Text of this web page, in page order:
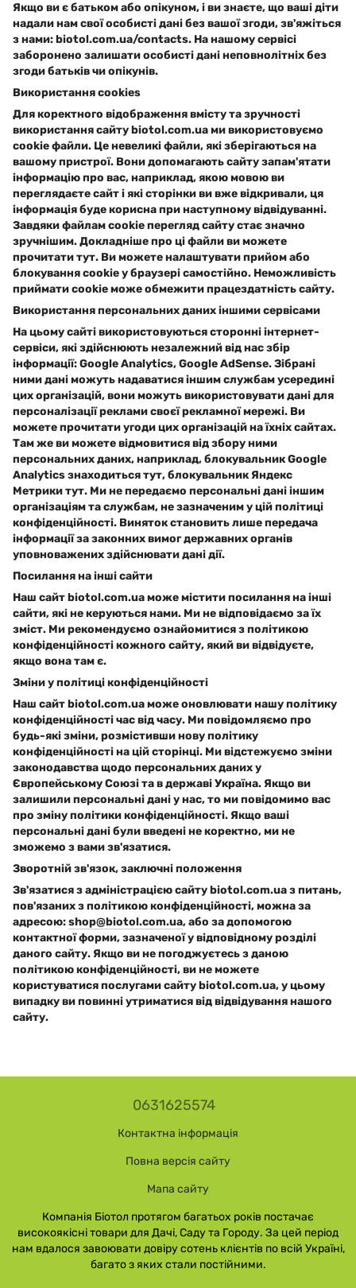
Якщо ви є батьком або опікуном, і ви знаєте, що ваші діти
надали нам свої особисті дані без вашої згоди, зв'яжіться
з нами: biotol.com.ua/contacts. На нашому сервісі
заборонено залишати особисті дані неповнолітніх без
згоди батьків чи опікунів.
Використання cookies
Для коректного відображення вмісту та зручності
використання сайту biotol.com.ua ми використовуємо
cookie файли. Це невеликі файли, які зберігаються на
вашому пристрої. Вони допомагають сайту запам'ятати
інформацію про вас, наприклад, якою мовою ви
переглядаєте сайт і які сторінки ви вже відкривали, ця
інформація буде корисна при наступному відвідуванні.
Завдяки файлам cookie перегляд сайту стає значно
зручнішим. Докладніше про ці файли ви можете
прочитати тут. Ви можете налаштувати прийом або
блокування cookie у браузері самостійно. Неможливість
приймати cookie може обмежити працездатність сайту.
Використання персональних даних іншими сервісами
На цьому сайті використовуються сторонні інтернет-
сервіси, які здійснюють незалежний від нас збір
інформації: Google Analytics, Google AdSense. Зібрані
ними дані можуть надаватися іншим службам усередині
цих організацій, вони можуть використовувати дані для
персоналізації реклами своєї рекламної мережі. Ви
можете прочитати угоди цих організацій на їхніх сайтах.
Там же ви можете відмовитися від збору ними
персональних даних, наприклад, блокувальник Google
Analytics знаходиться тут, блокувальник Яндекс
Метрики тут. Ми не передаємо персональні дані іншим
організаціям та службам, не зазначеним у цій політиці
конфіденційності. Виняток становить лише передача
інформації за законних вимог державних органів
уповноважених здійснювати дані дії.
Посилання на інші сайти
Наш сайт biotol.com.ua може містити посилання на інші
сайти, які не керуються нами. Ми не відповідаємо за їх
зміст. Ми рекомендуємо ознайомитися з політикою
конфіденційності кожного сайту, який ви відвідуєте,
якщо вона там є.
Зміни у політиці конфіденційності
Наш сайт biotol.com.ua може оновлювати нашу політику
конфіденційності час від часу. Ми повідомляємо про
будь-які зміни, розмістивши нову політику
конфіденційності на цій сторінці. Ми відстежуємо зміни
законодавства щодо персональних даних у
Європейському Союзі та в державі Україна. Якщо ви
залишили персональні дані у нас, то ми повідомимо вас
про зміну політики конфіденційності. Якщо ваші
персональні дані були введені не коректно, ми не
зможемо з вами зв'язатися.
Зворотній зв'язок, заключні положення
Зв'язатися з адміністрацією сайту biotol.com.ua з питань,
пов'язаних з політикою конфіденційності, можна за
адресою:shop@biotol.com.ua, або за допомогою
контактної форми, зазначеної у відповідному розділі
даного сайту. Якщо ви не погоджуєтесь з даною
політикою конфіденційності, ви не можете
користуватися послугами сайту biotol.com.ua, у цьому
випадку ви повинні утриматися від відвідування нашого
сайту.
0631625574
Контактна інформація
Повна версія сайту
Мапа сайту
Компанія Біотол протягом багатьох років постачає
високоякісні товари для Дачі, Саду та Городу. За цей період
нам вдалося завоювати довіру сотень клієнтів по всій Україні,
багато з яких стали постійними.